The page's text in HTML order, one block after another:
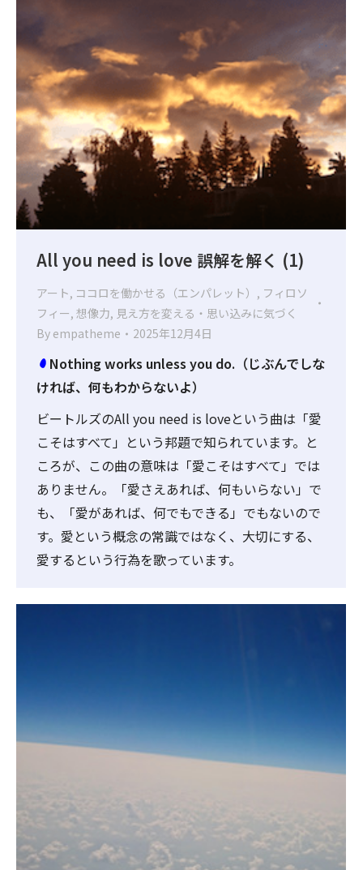
All you need is love 誤解を解く (1)
アート, ココロを働かせる（エンパレット） , フィロソ
フィー, 想像力, 見え方を変える・思い込みに気づく
By empatheme 2025年12月4日
Nothing works unless you do.（じぶんでしな
ければ、何もわからないよ）
ビートルズのAll you need is loveという曲は「愛
こそはすべて」という邦題で知られています。と
ころが、この曲の意味は「愛こそはすべて」では
ありません。「愛さえあれば、何もいらない」で
も、「愛があれば、何でもできる」でもないので
す。愛という概念の常識ではなく、大切にする、
愛するという行為を歌っています。